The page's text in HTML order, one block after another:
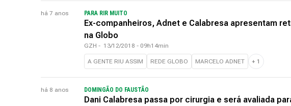
há 7 anos PARA RIR MUITO
Ex-companheiros, Adnet e Calabresa apresentam
na Globo
GZH - 13/12/2018 - 09h14min
A GENTE RIU ASSIM REDE GLOBO MARCELO ADNET + 1
há 8 anos DOMINGÃO DO FAUSTÃO
Dani Calabresa passa por cirurgia e será avaliada